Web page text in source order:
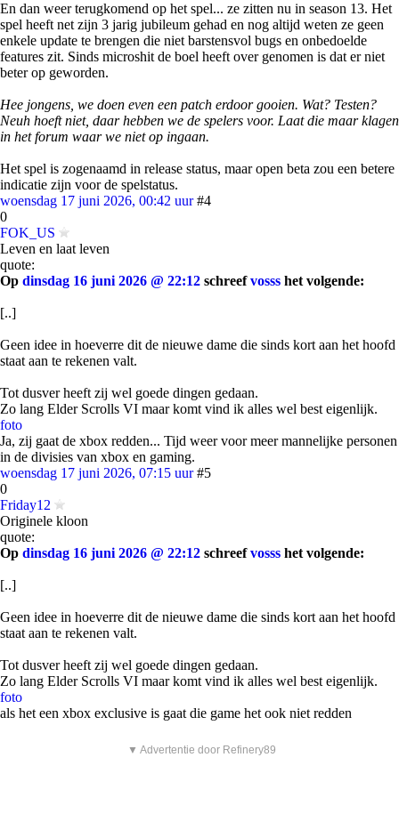
En dan weer terugkomend op het spel... ze zitten nu in season 13. Het
spel heeft net zijn 3 jarig jubileum gehad en nog altijd weten ze geen
enkele update te brengen die niet barstensvol bugs en onbedoelde
features zit. Sinds microshit de boel heeft over genomen is dat er niet
beter op geworden.
Hee jongens, we doen even een patch erdoor gooien. Wat? Testen?
Neuh hoeft niet, daar hebben we de spelers voor. Laat die maar klagen
in het forum waar we niet op ingaan.
Het spel is zogenaamd in release status, maar open beta zou een betere
indicatie zijn voor de spelstatus.
woensdag 17 juni 2026, 00:42 uur #4
0
FOK_US
Leven en laat leven
quote:
Op dinsdag 16 juni 2026 @ 22:12 schreefvosss het volgende:
[..]
Geen idee in hoeverre dit de nieuwe dame die sinds kort aan het hoofd
staat aan te rekenen valt.
Tot dusver heeft zij wel goede dingen gedaan.
Zo lang Elder Scrolls VI maar komt vind ik alles wel best eigenlijk.
foto
Ja, zij gaat de xbox redden... Tijd weer voor meer mannelijke personen
in de divisies van xbox en gaming.
woensdag 17 juni 2026, 07:15 uur #5
0
Friday12
Originele kloon
quote:
Op dinsdag 16 juni 2026 @ 22:12 schreefvosss het volgende:
[..]
Geen idee in hoeverre dit de nieuwe dame die sinds kort aan het hoofd
staat aan te rekenen valt.
Tot dusver heeft zij wel goede dingen gedaan.
Zo lang Elder Scrolls VI maar komt vind ik alles wel best eigenlijk.
foto
als het een xbox exclusive is gaat die game het ook niet redden
▼ Advertentie door Refinery89